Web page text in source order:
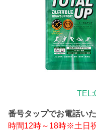
番号タップでお電話いた
時間12時～18時※土日